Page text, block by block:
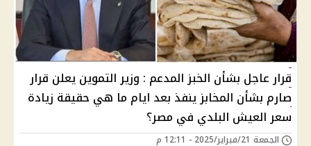
قرار عاجل بشأن الخبز المدعم : وزير التموين يعلن قرار
صارم بشأن المخابز ينفذ بعد ايام ما هي حقيقة زيادة
سعر العيش البلدي في مصر؟
الجمعة 21/فبراير/2025 - 12:11 م